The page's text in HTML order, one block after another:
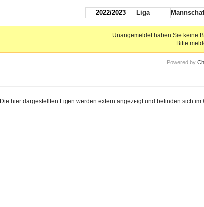
2022/2023 Liga
Unangemeldet haben Sie keine
Bitte
Powered by
Die hier dargestellten Ligen werden extern angezeigt und befinden sich im